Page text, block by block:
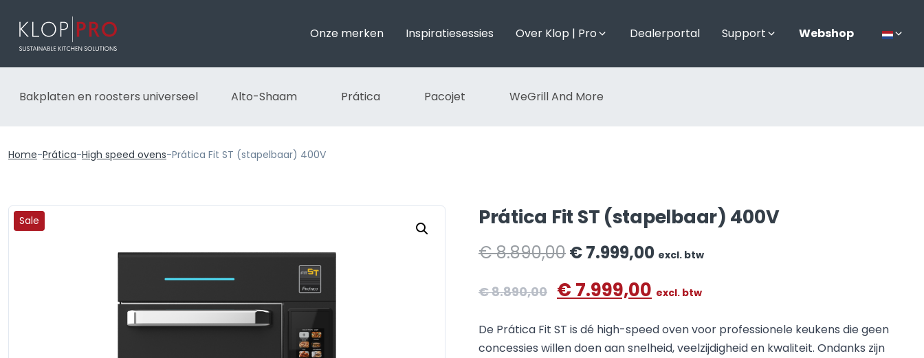
Onze merken Inspiratiesessies Over Klop | Pro Dealerportal Support Webshop
Bakplaten en roosters universeel Alto-Shaam Prática Pacojet WeGrill And More
Home-Prática-High speed ovens-Prática Fit ST (stapelbaar) 400V
Sale Prática Fit ST (stapelbaar) 400V
€8.890,00€7.999,00 excl. btw
€8.890,00 € 7.999,00 excl. btw
De Prática Fit ST is dé high-speed oven voor professionele keukens die geen
concessies willen doen aan snelheid, veelzijdigheid en kwaliteit. Ondanks zijn